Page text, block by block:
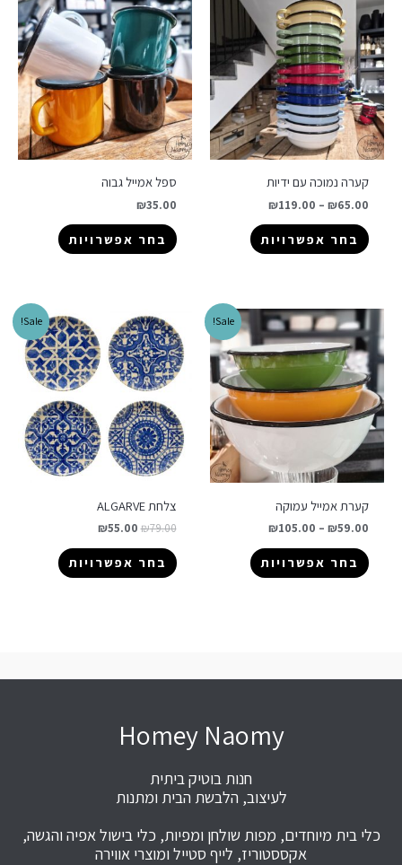
קערה נמוכה עם ידיות
₪65.00
–
₪119.00
בחר אפשרויות
ספל אמייל גבוה
₪35.00
בחר אפשרויות
Sale!
קערת אמייל עמוקה
₪59.00
–
₪105.00
בחר אפשרויות
Sale!
צלחת ALGARVE
₪79.00
₪55.00
בחר אפשרויות
Homey Naomy
חנות בוטיק ביתית
לעיצוב, הלבשת הבית ומתנות
כלי בית מיוחדים, מפות שולחן ומפיות, כלי בישול אפיה והגשה,
אקססטוריז, לייף סטייל ומוצרי אווירה